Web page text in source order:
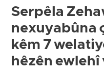
Serpêla
nexuyabûna
kêm 7
hêzên ewlehî